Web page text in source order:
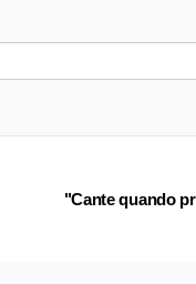
"Cante quando